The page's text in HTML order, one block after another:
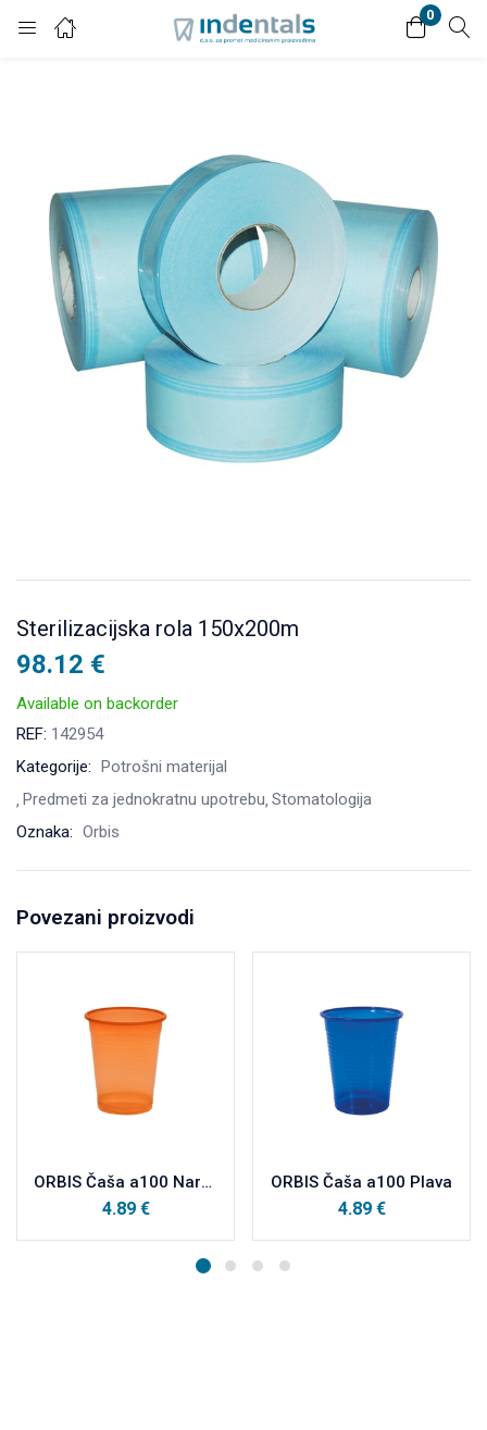
0
Login
Remember me Lost password?
Sterilizacijska rola 150x200m
98.12 €
Available on backorder
REF: 142954
Kategorije: Potrošni materijal
Predmeti za jednokratnu upotrebu Stomatologija
Oznaka: Orbis
Povezani proizvodi
ORBIS Čaša a100 Narančasta
4.89 €
ORBIS Čaša a100 Plava
4.89 €